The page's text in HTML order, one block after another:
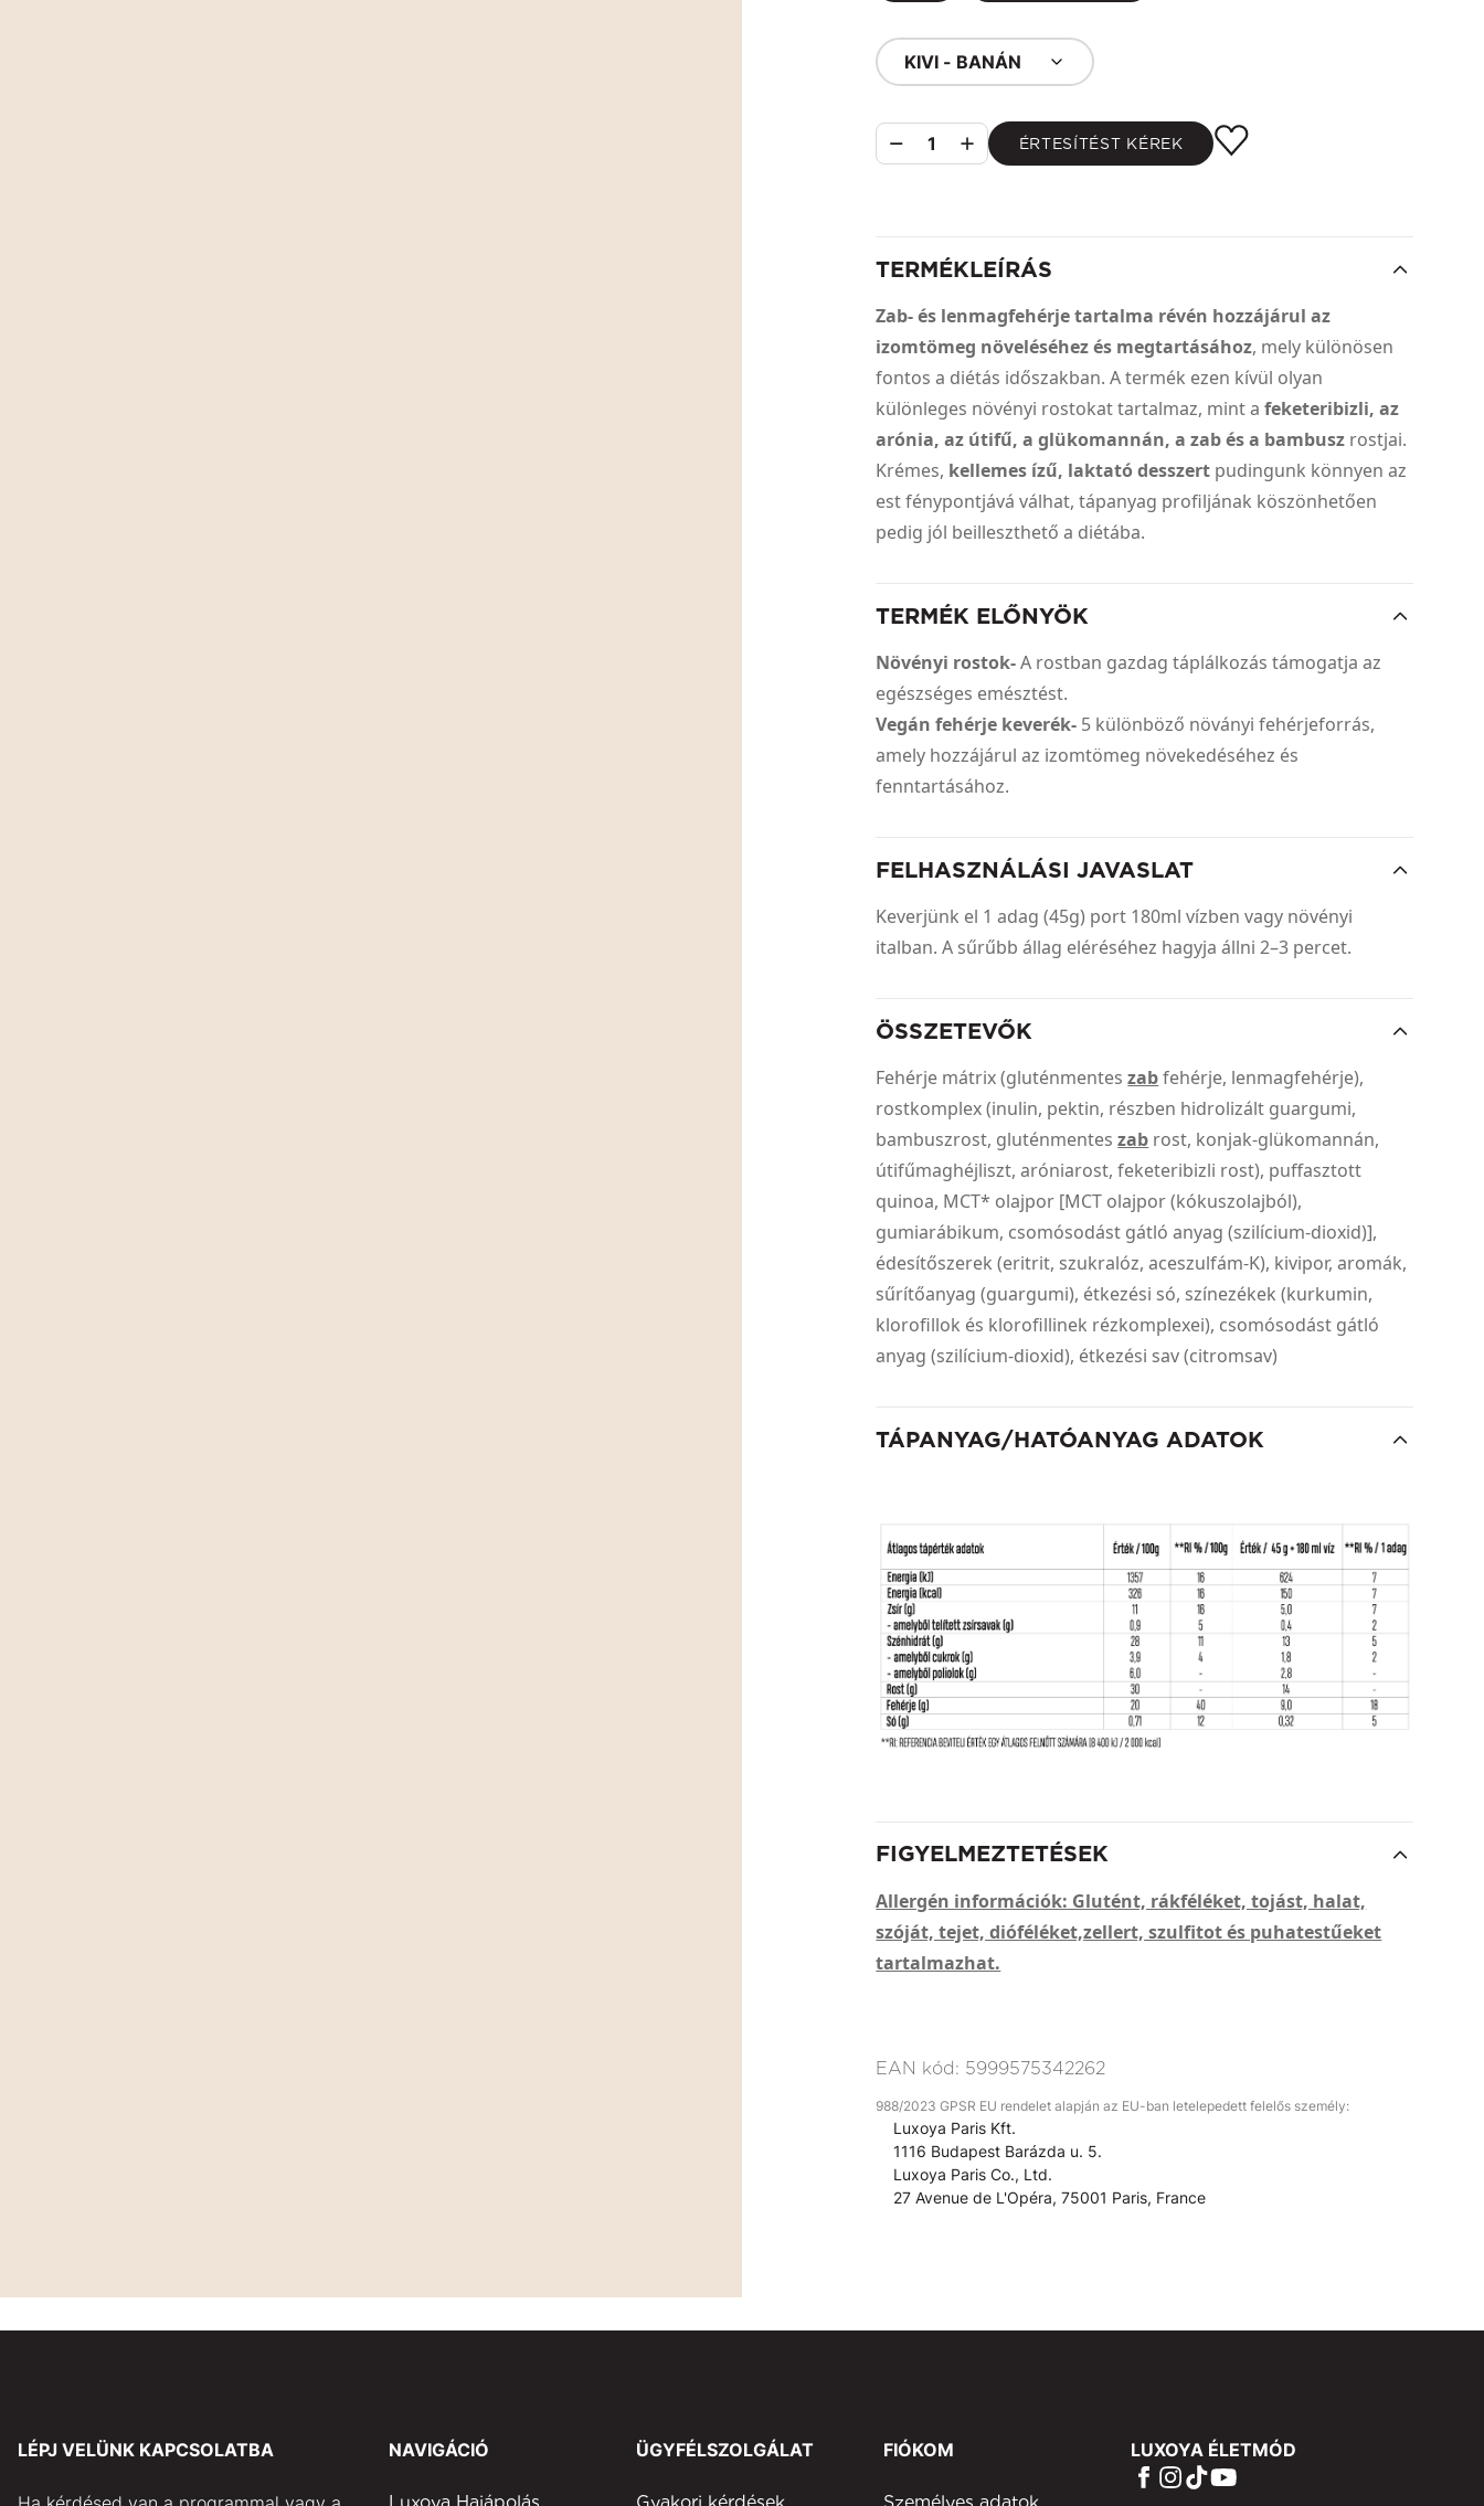
KIVI - BANÁN
1 ÉRTESÍTÉST KÉREK
TERMÉKLEÍRÁS
Zab- és lenmagfehérje tartalma révén hozzájárul az
izomtömeg növeléséhez és megtartásához, mely különösen
fontos a diétás időszakban. A termék ezen kívül olyan
különleges növényi rostokat tartalmaz, mint afeketeribizli, az
arónia, az útifű, a glükomannán, a zab és a bambusz rostjai.
Krémes, kellemes ízű, laktató desszert pudingunk könnyen az
est fénypontjává válhat, tápanyag profiljának köszönhetően
pedig jól beilleszthető a diétába.
TERMÉK ELŐNYÖK
Növényi rostok-A rostban gazdag táplálkozás támogatja az
egészséges emésztést.
Vegán fehérje keverék- 5 különböző növányi fehérjeforrás,
amely hozzájárul az izomtömeg növekedéséhez és
fenntartásához.
FELHASZNÁLÁSI JAVASLAT
Keverjünk el 1 adag (45g) port 180ml vízben vagy növényi
italban. A sűrűbb állag eléréséhez hagyja állni 2–3 percet.
ÖSSZETEVŐK
Fehérje mátrix (gluténmenteszabfehérje, lenmagfehérje),
rostkomplex (inulin, pektin, részben hidrolizált guargumi,
bambuszrost, gluténmenteszab rost, konjak-glükomannán,
útifűmaghéjliszt, aróniarost, feketeribizli rost), puffasztott
quinoa, MCT* olajpor [MCT olajpor (kókuszolajból),
gumiarábikum, csomósodást gátló anyag (szilícium-dioxid)],
édesítőszerek (eritrit, szukralóz, aceszulfám-K), kivipor, aromák,
sűrítőanyag (guargumi), étkezési só, színezékek (kurkumin,
klorofillok és klorofillinek rézkomplexei), csomósodást gátló
anyag (szilícium-dioxid), étkezési sav (citromsav)
TÁPANYAG/HATÓANYAG ADATOK
FIGYELMEZTETÉSEK
Allergén információk: Glutént, rákféléket, tojást, halat,
szóját, tejet, dióféléket,zellert, szulfitot és puhatestűeket
tartalmazhat.
EAN kód: 5999575342262
988/2023 GPSR EU rendelet alapján az EU-ban letelepedett felelős személy:
Luxoya Paris Kft.
1116 Budapest Barázda u. 5.
Luxoya Paris Co., Ltd.
27 Avenue de L'Opéra, 75001 Paris, France
LÉPJ VELÜNK KAPCSOLATBA NAVIGÁCIÓ ÜGYFÉLSZOLGÁLAT FIÓKOM LUXOYA ÉLETMÓD